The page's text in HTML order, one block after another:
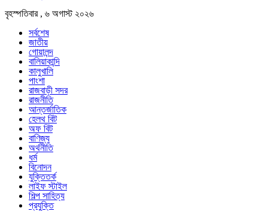
বৃহস্পতিবার , ৬ অগাস্ট ২০২৬
সর্বশেষ
জাতীয়
গোয়ালন্দ
বালিয়াকান্দি
কালুখালি
পাংশা
রাজবাড়ী সদর
রাজনীতি
আন্তর্জাতিক
হেলথ বিট
অফ বিট
বাণিজ্য
অর্থনীতি
ধর্ম
বিনোদন
যুক্তিতর্ক
লাইফ স্টাইল
শিল্প সাহিত্য
প্রযুক্তি